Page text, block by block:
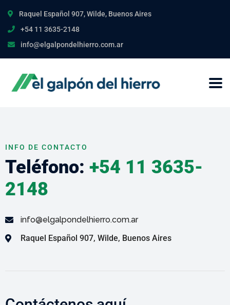
Raquel Español 907, Wilde, Buenos Aires
+54 11 3635-2148
info@elgalpondelhierro.com.ar
INFO DE CONTACTO
Teléfono: +54 11 3635-
2148
info@elgalpondelhierro.com.ar
Raquel Español 907, Wilde, Buenos Aires